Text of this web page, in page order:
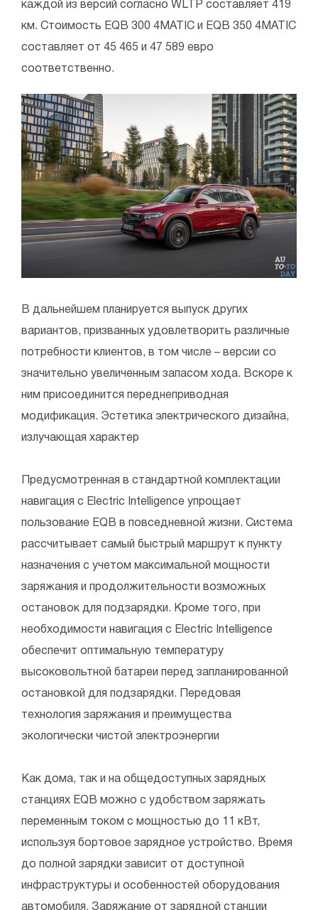
каждой из версий согласно WLTP составляет 419
км. Стоимость EQB 300 4MATIC и EQB 350 4MATIC
составляет от 45 465 и 47 589 евро
соответственно.
В дальнейшем планируется выпуск других
вариантов, призванных удовлетворить различные
потребности клиентов, в том числе – версии со
значительно увеличенным запасом хода. Вскоре к
ним присоединится переднеприводная
модификация. Эстетика электрического дизайна,
излучающая характер
Предусмотренная в стандартной комплектации
навигация с Electric Intelligence упрощает
пользование EQB в повседневной жизни. Система
рассчитывает самый быстрый маршрут к пункту
назначения с учетом максимальной мощности
заряжания и продолжительности возможных
остановок для подзарядки. Кроме того, при
необходимости навигация с Electric Intelligence
обеспечит оптимальную температуру
высоковольтной батареи перед запланированной
остановкой для подзарядки. Передовая
технология заряжания и преимущества
экологически чистой электроэнергии
Как дома, так и на общедоступных зарядных
станциях EQB можно с удобством заряжать
переменным током с мощностью до 11 кВт,
используя бортовое зарядное устройство. Время
до полной зарядки зависит от доступной
инфраструктуры и особенностей оборудования
автомобиля. Заряжание от зарядной станции